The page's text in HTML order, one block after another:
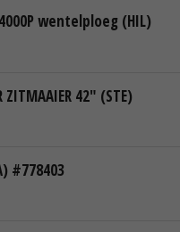
wentelploeg (HIL)
ZITMAAIER 42" (STE)
#778403